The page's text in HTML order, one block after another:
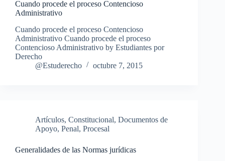
Cuando procede el proceso Contencioso
Administrativo
Cuando procede el proceso Contencioso
Administrativo Cuando procede el proceso
Contencioso Administrativo by Estudiantes por
Derecho
@Estuderecho
octubre 7, 2015
Artículos, Constitucional, Documentos de
Apoyo, Penal, Procesal
Generalidades de las Normas jurídicas